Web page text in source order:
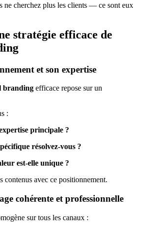
ne cherchez plus les clients — ce sont eux
stratégie efficace de
et son expertise
branding efficace repose sur un
:
principale ?
résolvez-vous ?
est-elle unique ?
contenus avec ce positionnement.
cohérente et professionnelle
sur tous les canaux :